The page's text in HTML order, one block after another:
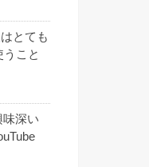
とても
こと
味深い